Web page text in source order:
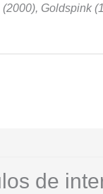
Goldspink
de